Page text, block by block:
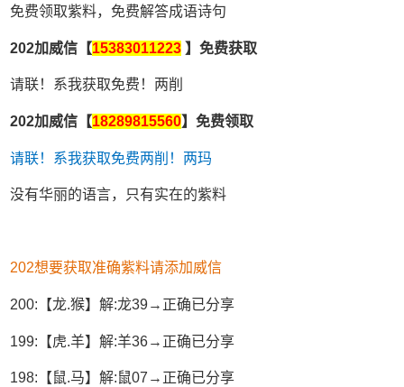
免费领取紫料，免费解答成语诗句
202加威信【15383011223 】免费获取
请联！系我获取免费！两削
202加威信【18289815560】免费领取
请联！系我获取免费两削！两玛
没有华丽的语言，只有实在的紫料
202想要获取准确紫料请添加威信
200:【龙.猴】解:龙39→正确已分享
199:【虎.羊】解:羊36→正确已分享
198:【鼠.马】解:鼠07→正确已分享